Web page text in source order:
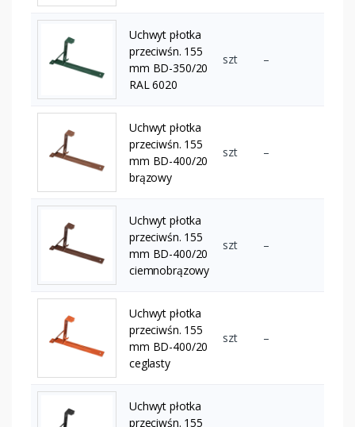
Uchwyt płotka
przeciwśn. 155
mm BD-350/20
RAL 6020
szt –
Uchwyt płotka
przeciwśn. 155
mm BD-400/20
brązowy
szt –
Uchwyt płotka
przeciwśn. 155
mm BD-400/20
ciemnobrązowy
szt –
Uchwyt płotka
przeciwśn. 155
mm BD-400/20
ceglasty
szt –
Uchwyt płotka
przeciwśn. 155